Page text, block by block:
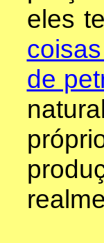
eles
de